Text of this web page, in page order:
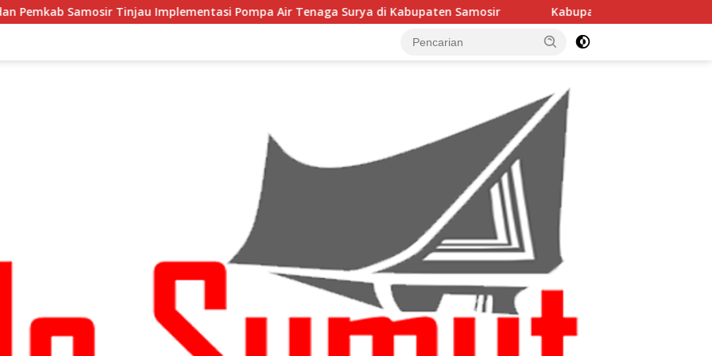
Implementasi Pompa Air Tenaga Surya di Kabupaten Samosir Kabupaten Samosir Dapat Alokasi TKD Rp38 Miliar,